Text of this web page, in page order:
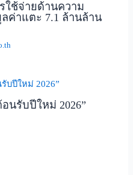
ใช้จ่ายด้านความ
ค่าแตะ 7.1 ล้านล้าน
นรับปีใหม่ 2026”